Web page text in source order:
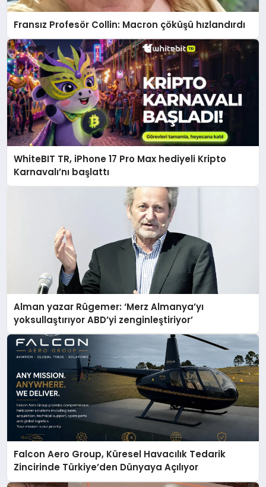
Fransız Profesör Collin: Macron çöküşü hızlandırdı
WhiteBIT TR, iPhone 17 Pro Max hediyeli Kripto
Karnavalı’nı başlattı
Alman yazar Rügemer: ‘Merz Almanya’yı
yoksullaştırıyor ABD’yi zenginleştiriyor’
Falcon Aero Group, Küresel Havacılık Tedarik
Zincirinde Türkiye’den Dünyaya Açılıyor